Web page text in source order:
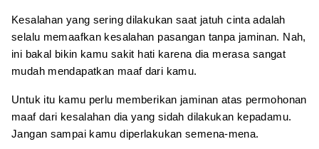
Kesalahan yang sering dilakukan saat jatuh cinta adalah
selalu memaafkan kesalahan pasangan tanpa jaminan. Nah,
ini bakal bikin kamu sakit hati karena dia merasa sangat
mudah mendapatkan maaf dari kamu.
Untuk itu kamu perlu memberikan jaminan atas permohonan
maaf dari kesalahan dia yang sidah dilakukan kepadamu.
Jangan sampai kamu diperlakukan semena-mena.